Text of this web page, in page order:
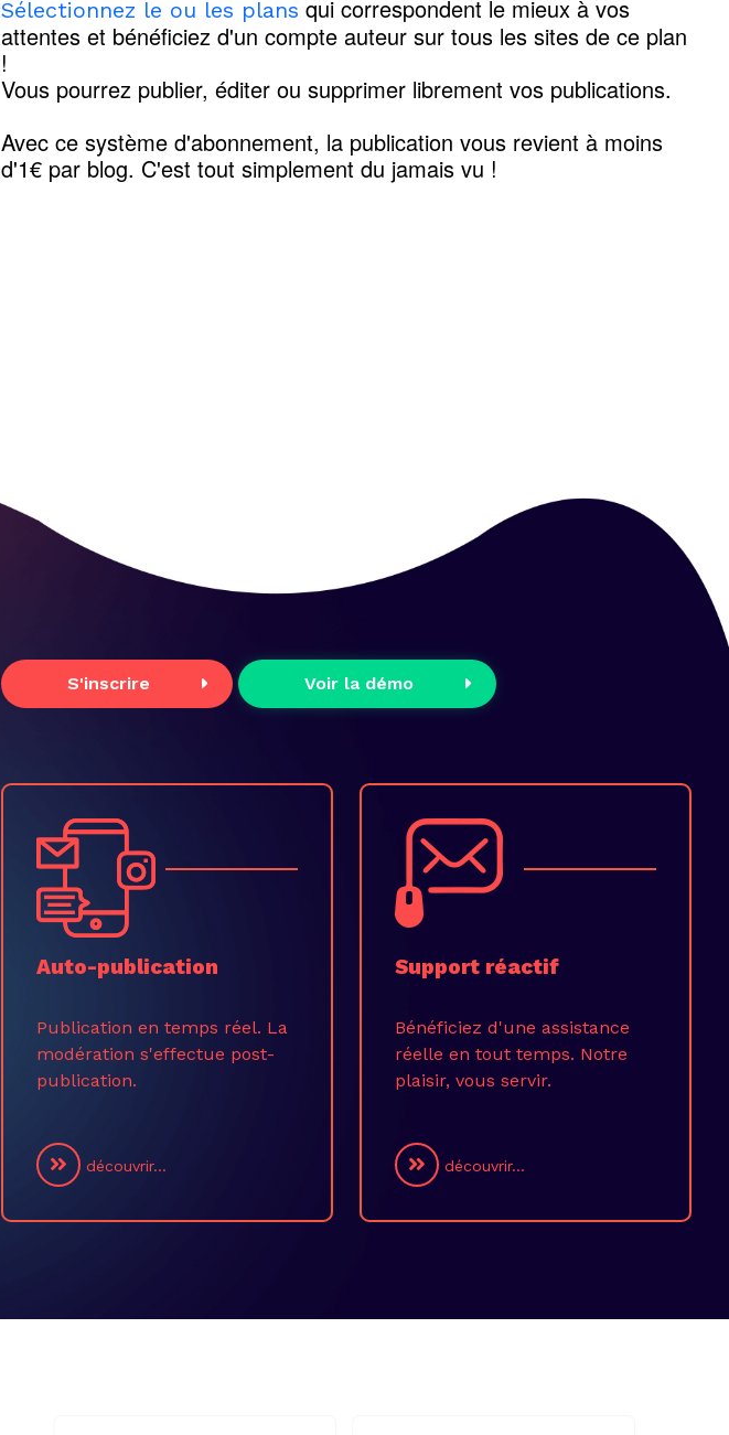
Sélectionnez le ou les plans qui correspondent le mieux à vos
attentes et bénéficiez d'un compte auteur sur tous les sites de ce plan
!
Vous pourrez publier, éditer ou supprimer librement vos publications.
Avec ce système d'abonnement, la publication vous revient à moins
d'1€ par blog. C'est tout simplement du jamais vu !
S'inscrire Voir la démo
Auto-publication
Publication en temps réel. La
modération s'effectue post-
publication.
découvrir...
Support réactif
Bénéficiez d'une assistance
réelle en tout temps. Notre
plaisir, vous servir.
découvrir...